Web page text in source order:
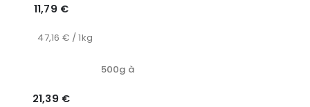
11,79 €
47,16 € / 1kg
500g à
21,39 €